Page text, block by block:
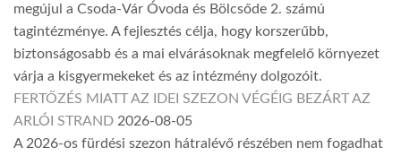
megújul a Csoda-Vár Óvoda és Bölcsőde 2. számú
tagintézménye. A fejlesztés célja, hogy korszerűbb,
biztonságosabb és a mai elvárásoknak megfelelő környezet
várja a kisgyermekeket és az intézmény dolgozóit.
FERTŐZÉS MIATT AZ IDEI SZEZON VÉGÉIG BEZÁRT AZ
ARLÓI STRAND 2026-08-05
A 2026-os fürdési szezon hátralévő részében nem fogadhat